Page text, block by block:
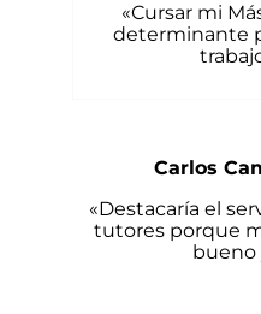
«Cursar mi
determinante
Carlos
«Destacaría el
tutores porque
bueno